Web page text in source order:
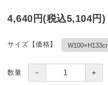
4,640円(税込5,104円)
サイズ【価格】
数量 － ＋